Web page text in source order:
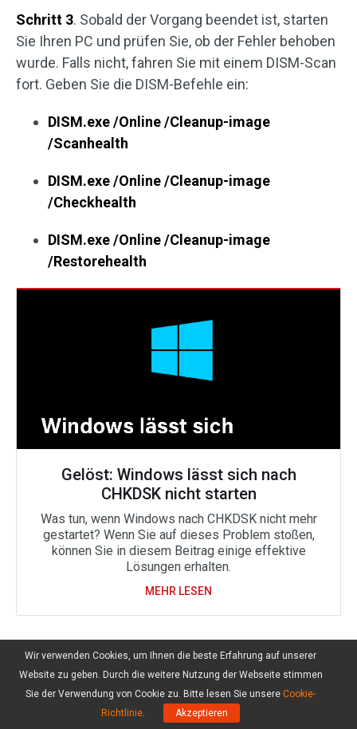
Schritt 3. Sobald der Vorgang beendet ist, starten
Sie Ihren PC und prüfen Sie, ob der Fehler behoben
wurde. Falls nicht, fahren Sie mit einem DISM-Scan
fort. Geben Sie die DISM-Befehle ein:
DISM.exe /Online /Cleanup-image
/Scanhealth
DISM.exe /Online /Cleanup-image
/Checkhealth
DISM.exe /Online /Cleanup-image
/Restorehealth
Gelöst: Windows lässt sich nach
CHKDSK nicht starten
Was tun, wenn Windows nach CHKDSK nicht mehr
gestartet? Wenn Sie auf dieses Problem stoßen,
können Sie in diesem Beitrag einige effektive
Lösungen erhalten.
MEHR LESEN
# 6. BIOS aktualisieren
Manchmal kann ein veraltetes BIOS zum BSOD-
Fehler 0x00000104 führen. Dabei können Sie das
Wir verwenden Cookies, um Ihnen die beste Erfahrung auf unserer
Website zu geben. Durch die weitere Nutzung der Webseite stimmen
Sie der Verwendung von Cookie zu. Bitte lesen Sie unsere Cookie-
Richtlinie. Akzeptieren